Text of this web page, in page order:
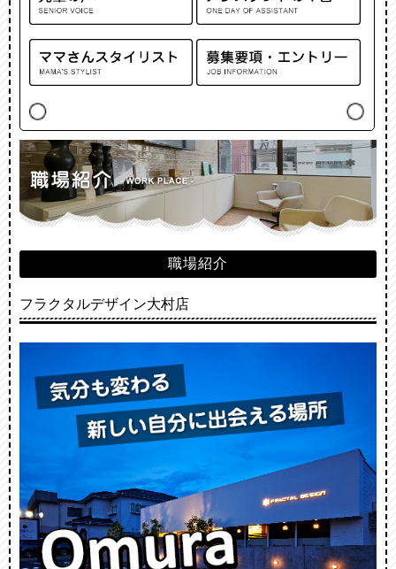
職場紹介
フラクタルデザイン大村店